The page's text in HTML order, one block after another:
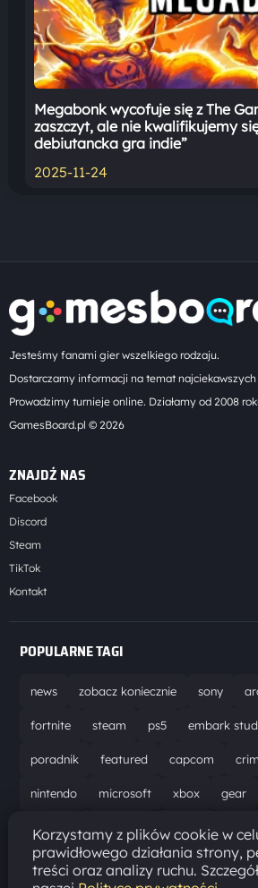
Megabonk wycofuje się z The
zaszczyt, ale nie kwalifikujemy
debiutancka gra indie”
2025-11-24
Jesteśmy fanami gier wszelkiego rodzaju.
Dostarczamy informacji na temat najciekawszych
Prowadzimy turnieje online. Działamy od 2008
GamesBoard.pl © 2026
ZNAJDŹ NAS
Facebook
Discord
Steam
TikTok
Kontakt
POPULARNE TAGI
news zobacz koniecznie sony
fortnite steam ps5 embark
poradnik featured capcom
nintendo microsoft xbox gear
solucja marathon ubisoft bungie
resident evil requiem gaming
Korzystamy z plików cookie w
prawidłowego działania strony,
treści oraz analizy ruchu.